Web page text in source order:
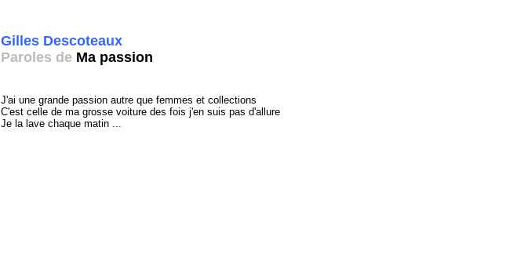
Gilles Descoteaux
Paroles de Ma passion
J'ai une grande passion autre que femmes et collections
C'est celle de ma grosse voiture des fois j'en suis pas d'allure
Je la lave chaque matin ...